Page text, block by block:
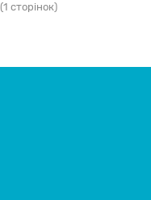
сторінок)